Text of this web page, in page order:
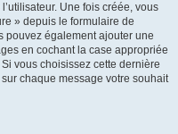
Une fois créée, vous
» depuis le formulaire de
pouvez également ajouter une
en cochant la case appropriée
vous choisissez cette dernière
chaque message votre souhait